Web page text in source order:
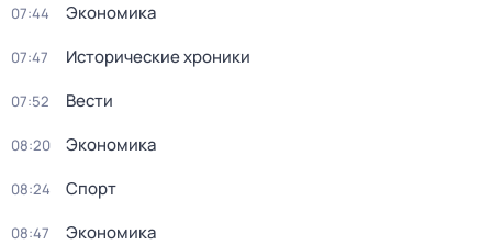
07:44 Экономика
07:47 Исторические хроники
07:52 Вести
08:20 Экономика
08:24 Спорт
08:47 Экономика